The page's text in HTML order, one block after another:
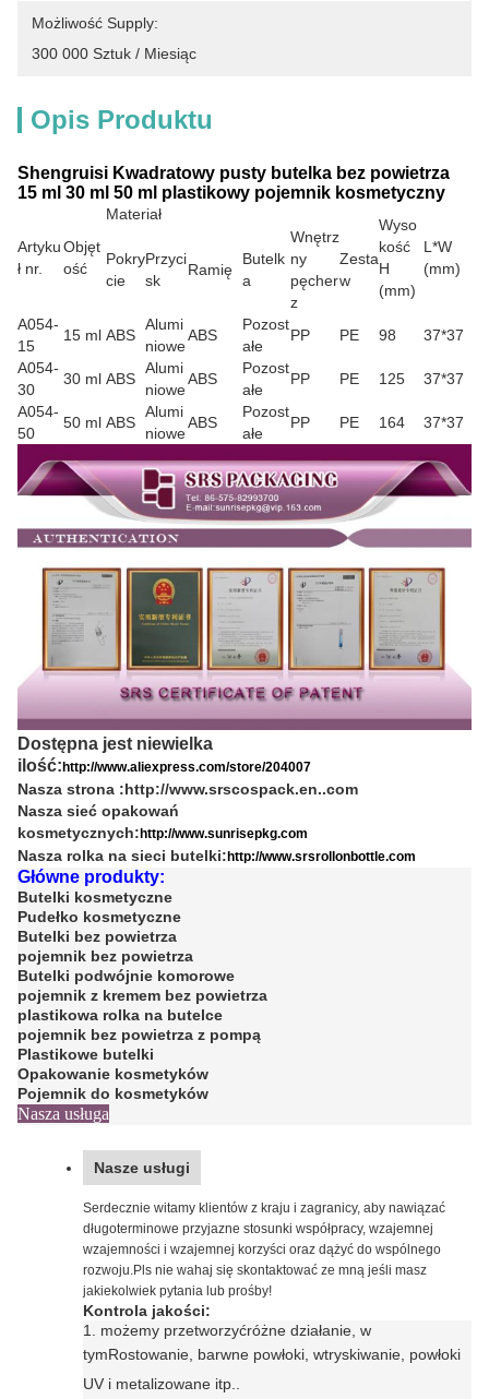
Możliwość Supply:
300 000 Sztuk / Miesiąc
Opis Produktu
Shengruisi Kwadratowy pusty butelka bez powietrza
15 ml 30 ml 50 ml plastikowy pojemnik kosmetyczny
Artyku
ł nr.
Objęt
ość
Materiał
Wyso
kość
H
(mm)
L*W
(mm)
Pokry
cie
Przyci
sk
Ramię
Butelk
a
Wnętrz
ny
pęcher
z
Zesta
w
A054-
15
15 ml ABS
Alumi
niowe
ABS
Pozost
ałe
PP PE 98
37*37
A054-
30
30 ml ABS
Alumi
niowe
ABS
Pozost
ałe
PP PE 125
37*37
A054-
50
50 ml ABS
Alumi
niowe
ABS
Pozost
ałe
PP PE 164 37*37
Dostępna jest niewielka
ilość: http://www.aliexpress.com/store/204007
Nasza strona :http://www.srscospack.en..com
Nasza sieć opakowań
kosmetycznych: http://www.sunrisepkg.com
Nasza rolka na sieci butelki: http://www.srsrollonbottle.com
Główne produkty:
Butelki kosmetyczne
Pudełko kosmetyczne
Butelki bez powietrza
pojemnik bez powietrza
Butelki podwójnie komorowe
pojemnik z kremem bez powietrza
plastikowa rolka na butelce
pojemnik bez powietrza z pompą
Plastikowe butelki
Opakowanie kosmetyków
Pojemnik do kosmetyków
Nasza usługa
Nasze usługi
Serdecznie witamy klientów z kraju i zagranicy, aby nawiązać
długoterminowe przyjazne stosunki współpracy, wzajemnej
wzajemności i wzajemnej korzyści oraz dążyć do wspólnego
rozwoju.Pls nie wahaj się skontaktować ze mną jeśli masz
jakiekolwiek pytania lub prośby!
Kontrola jakości:
1. możemy przetworzyćróżne działanie, w
tymRostowanie, barwne powłoki, wtryskiwanie, powłoki
UV i metalizowane itp..